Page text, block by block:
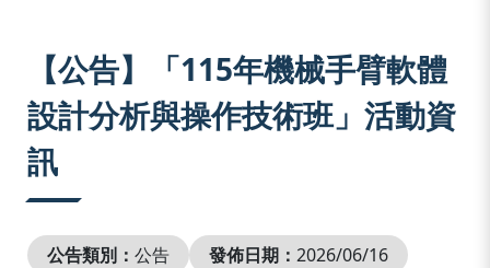
【公告】「115年機械手臂軟體
設計分析與操作技術班」活動資
訊
公告類別： 公告 發佈日期： 2026/06/16